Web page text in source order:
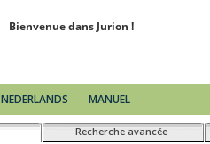
NEDERLANDS MANUEL
Recherche avancée